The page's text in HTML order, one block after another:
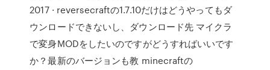
2017 · reversecraftの1.7.10だけはどうやってもダ
ウンロードできないし、ダウンロード先 マイクラ
で変身MODをしたいのですがどうすればいいです
か？最新のバージョンも教 minecraftの